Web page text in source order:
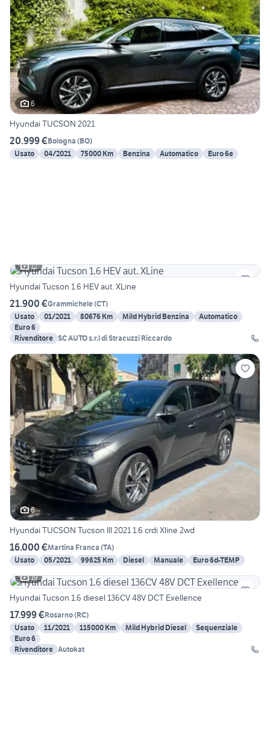
6
Hyundai TUCSON 2021
20.999 €Bologna (BO)
Usato
04/2021 75000 Km Benzina Automatico Euro 6e
12
Hyundai Tucson 1.6 HEV aut. XLine
21.900 €Grammichele(CT)
Usato
01/2021 80676 Km Mild Hybrid Benzina
Automatico
Euro 6
Rivenditore SC AUTO s.r.l di Stracuzzi Riccardo
6
Hyundai TUCSON Tucson III 2021 1.6 crdi Xline 2wd
16.000 €Martina Franca (TA)
Usato
05/2021 99625 Km Diesel Manuale
Euro 6d-TEMP
19
Hyundai Tucson 1.6 diesel 136CV 48V DCT Exellence
17.999 €Rosarno(RC)
Usato
11/2021 115000 Km Mild Hybrid Diesel
Sequenziale
Euro 6
Rivenditore Autokat